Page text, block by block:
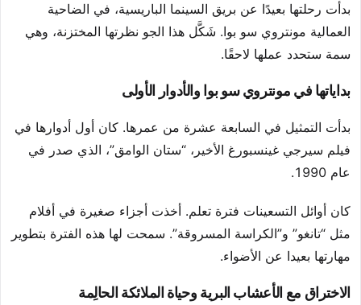
بدأت رحلتها بعيدًا عن بريق السينما الباريسية، في الضاحية
العمالية مونتروي سو بوا. شَكَّل هذا الجو نظرتها المختزنة، وهي
سمة ستحدد عملها لاحقًا.
بداياتها في مونتروي سو بوا والأدوار الأولى
بدأت التمثيل في السابعة عشرة من عمرها. كان أول أدوارها في
فيلم سيرجي غينسبورغ الأخير، “ستان الوامق”، الذي صدر في
عام 1990.
كان أوائل التسعينات فترة تعلم. أخذت أجزاء صغيرة في أفلام
مثل “تانغو” و”الكراسة المسروقة”. سمحت لها هذه الفترة بتطوير
مهارتها بعيدا عن الأضواء.
الاختراق مع الأعشاب البرية وحياة الملائكة الحالِمة